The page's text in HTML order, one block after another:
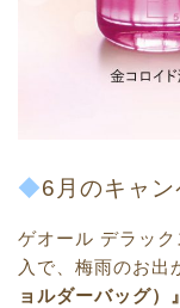
◆6月のキャン
ゲオール デラッ
入で、梅雨のお出
ョルダーバッグ）』